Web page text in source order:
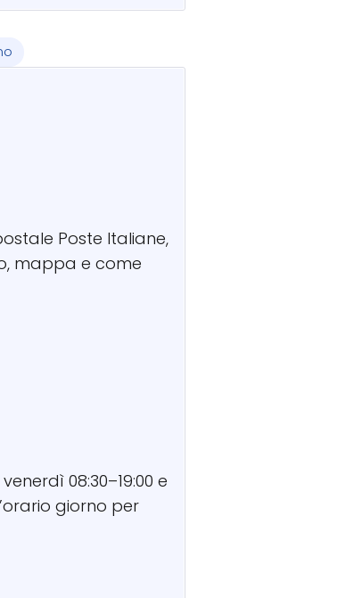
Poste Italiane,
mappa e come
08:30–19:00 e
giorno per